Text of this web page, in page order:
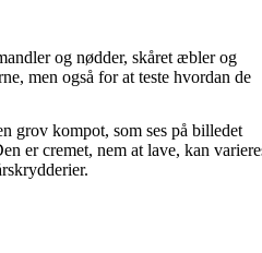
og nødder, skåret æbler og
men også for at teste hvordan de
grov kompot, som ses på billedet
er cremet, nem at lave, kan